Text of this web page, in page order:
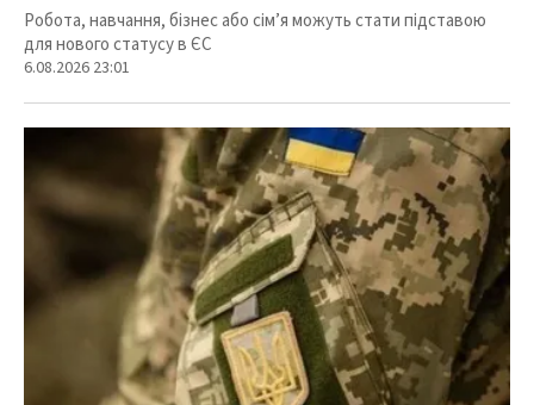
Робота, навчання, бізнес або сім’я можуть стати підставою
для нового статусу в ЄС
6.08.2026 23:01